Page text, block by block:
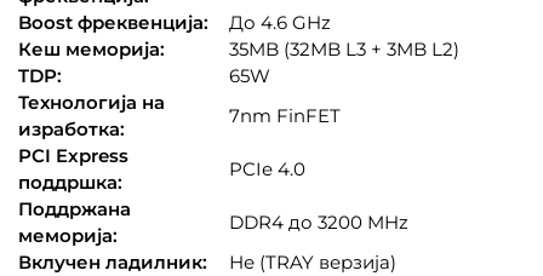
Boost фреквенција:
До 4.6 GHz
Кеш меморија:
35MB (32MB L3 + 3MB L2)
TDP:
65W
Технологија на
изработка:
7nm FinFET
PCI Express
поддршка:
PCIe 4.0
Поддржана
меморија:
DDR4 до 3200 MHz
Вклучен ладилник:
Не (TRAY верзија)